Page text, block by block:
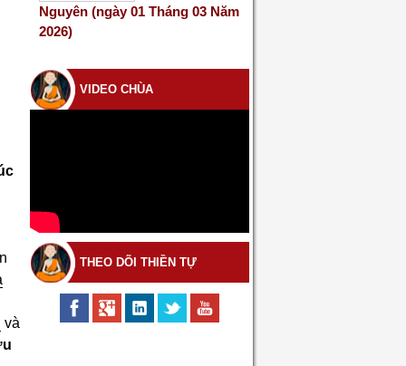
và
Nguyên (ngày 01 Tháng 03 Năm
2026)
VIDEO CHÙA
THEO DÕI THIỀN TỰ